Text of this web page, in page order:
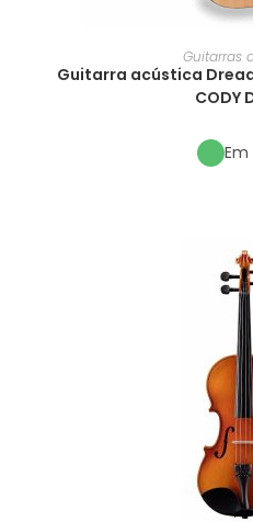
Guitarras
Guitarra acústica
CODY